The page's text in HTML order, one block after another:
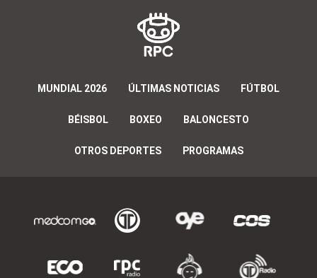
MUNDIAL 2026 ÚLTIMAS NOTICIAS FÚTBOL
BÉISBOL BOXEO BALONCESTO
OTROS DEPORTES PROGRAMAS